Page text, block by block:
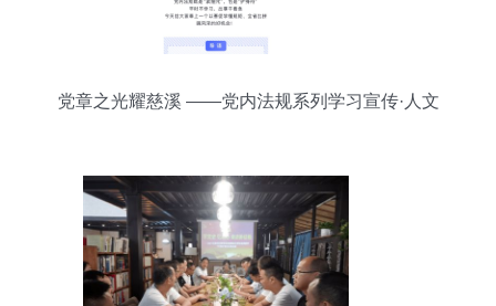
党章之光耀慈溪 ——党内法规系列学习宣传·人文